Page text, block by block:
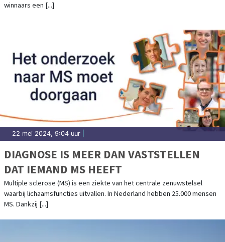
winnaars een [...]
22 mei 2024, 9:04 uur
DIAGNOSE IS MEER DAN VASTSTELLEN
DAT IEMAND MS HEEFT
Multiple sclerose (MS) is een ziekte van het centrale zenuwstelsel
waarbij lichaamsfuncties uitvallen. In Nederland hebben 25.000 mensen
MS. Dankzij [...]